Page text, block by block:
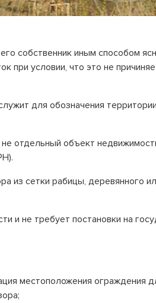
собственник иным способом
при условии, что это не
для обозначения
отдельный объект
из сетки рабицы, деревянного
и не требует постановки на
местоположения ограждения